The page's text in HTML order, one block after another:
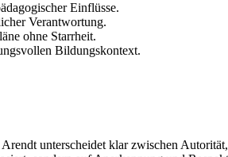
Einflüsse.
Verantwortung.
ohne Starrheit.
Bildungskontext.
unterscheidet klar zwischen